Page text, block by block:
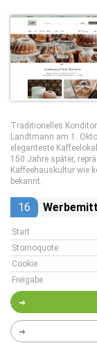
Traditionelles
Landtmann am 1.
eleganteste
150 Jahre später,
Kaffeehauskultur wie
bekannt.
16
Start
Stornoquote
Cookie
Freigabe